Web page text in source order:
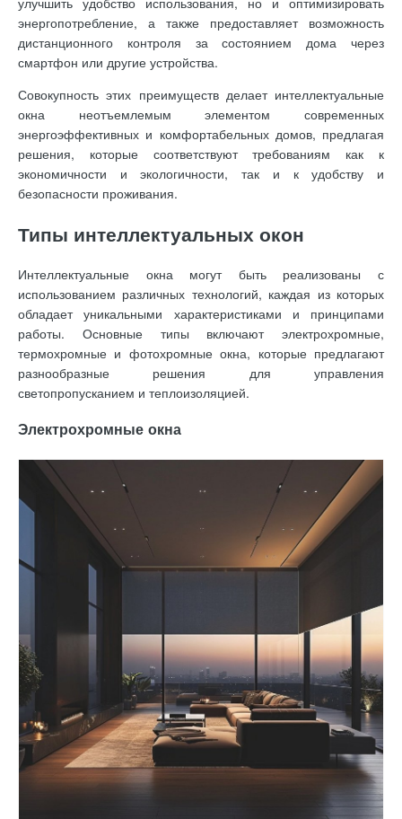
энергопотребление, а также предоставляет возможность
дистанционного контроля за состоянием дома через
смартфон или другие устройства.
Совокупность этих преимуществ делает интеллектуальные
окна неотъемлемым элементом современных
энергоэффективных и комфортабельных домов, предлагая
решения, которые соответствуют требованиям как к
экономичности и экологичности, так и к удобству и
безопасности проживания.
Типы интеллектуальных окон
Интеллектуальные окна могут быть реализованы с
использованием различных технологий, каждая из которых
обладает уникальными характеристиками и принципами
работы. Основные типы включают электрохромные,
термохромные и фотохромные окна, которые предлагают
разнообразные решения для управления
светопропусканием и теплоизоляцией.
Электрохромные окна